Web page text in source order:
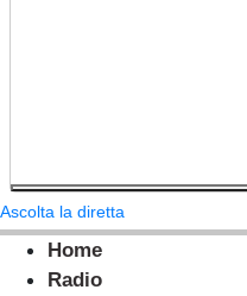
Ascolta la diretta
Home
Radio